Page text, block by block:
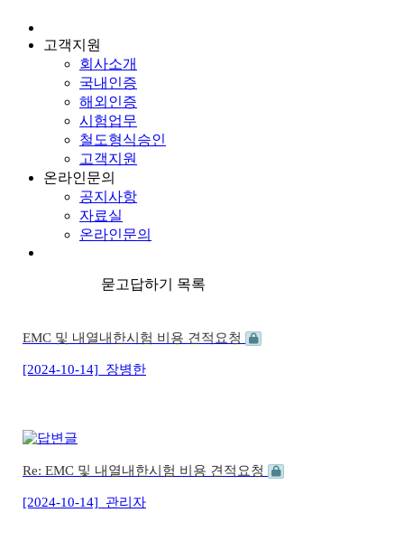
고객지원
회사소개
국내인증
해외인증
시험업무
철도형식승인
고객지원
온라인문의
공지사항
자료실
온라인문의
묻고답하기 목록
EMC 및 내열내한시험 비용 견적요청
[2024-10-14] 장병한
Re: EMC 및 내열내한시험 비용 견적요청
[2024-10-14] 관리자